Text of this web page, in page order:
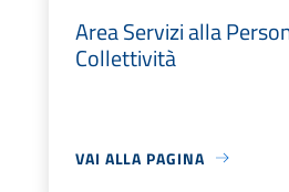
Area Servizi alla
Collettività
VAI ALLA PAGINA